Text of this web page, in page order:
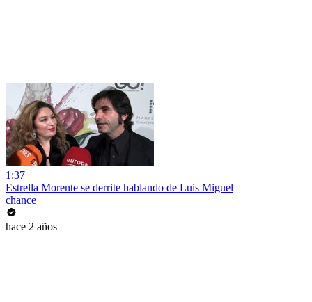
1:37
Estrella Morente se derrite hablando de Luis Miguel
chance
hace 2 años